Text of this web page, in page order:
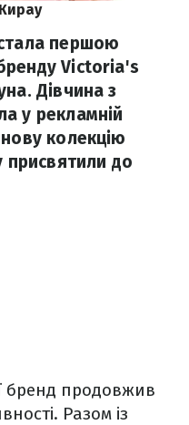
першою
Victoria's
Дівчина з
у рекламній
колекцію
присвятили до
бренд продовжив
Разом із